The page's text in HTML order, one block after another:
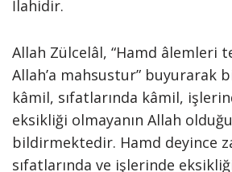
İlahidir.
Allah Zülcelâl, “Hamd âlemleri
Allah’a mahsustur” buyurarak
kâmil, sıfatlarında kâmil,
eksikliği olmayanın Allah
bildirmektedir. Hamd deyince
sıfatlarında ve işlerinde